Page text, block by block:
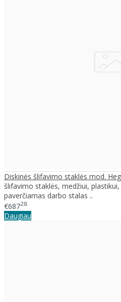
Diskinės šlifavimo staklės mod.
šlifavimo staklės, medžiui,
paverčiamas darbo stalas ..
€68728
Daugiau